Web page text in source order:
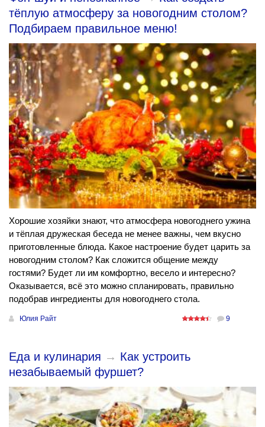
тёплую атмосферу за новогодним столом?
Подбираем правильное меню!
Хорошие хозяйки знают, что атмосфера новогоднего ужина
и тёплая дружеская беседа не менее важны, чем вкусно
приготовленные блюда. Какое настроение будет царить за
новогодним столом? Как сложится общение между
гостями? Будет ли им комфортно, весело и интересно?
Оказывается, всё это можно спланировать, правильно
подобрав ингредиенты для новогоднего стола.
Юлия Райт 9
Еда и кулинария → Как устроить
незабываемый фуршет?